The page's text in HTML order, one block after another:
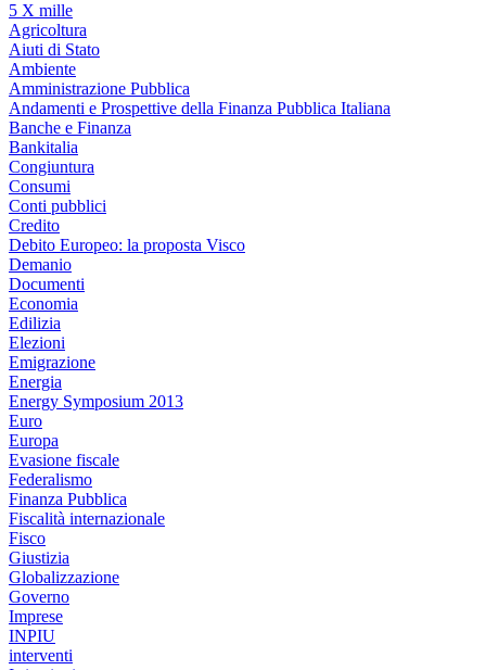
5 X mille
Agricoltura
Aiuti di Stato
Ambiente
Amministrazione Pubblica
Andamenti e Prospettive della Finanza Pubblica Italiana
Banche e Finanza
Bankitalia
Congiuntura
Consumi
Conti pubblici
Credito
Debito Europeo: la proposta Visco
Demanio
Documenti
Economia
Edilizia
Elezioni
Emigrazione
Energia
Energy Symposium 2013
Euro
Europa
Evasione fiscale
Federalismo
Finanza Pubblica
Fiscalità internazionale
Fisco
Giustizia
Globalizzazione
Governo
Imprese
INPIU
interventi